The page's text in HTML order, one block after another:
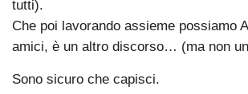
tutti).
Che poi lavorando assieme possiamo
amici, è un altro discorso… (ma non
Sono sicuro che capisci.